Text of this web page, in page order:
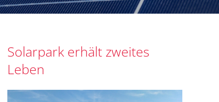
KARRIERE 6
Solarpark erhält zweites
Leben